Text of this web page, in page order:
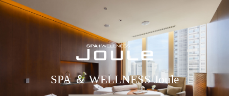
SPA ＆ WELLNESS Joule